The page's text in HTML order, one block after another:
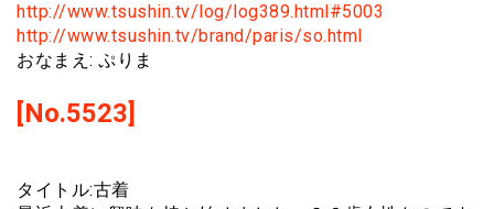
http://www.tsushin.tv/log/log389.html#5003
http://www.tsushin.tv/brand/paris/so.html
おなまえ: ぷりま
[No.5523]
タイトル:古着